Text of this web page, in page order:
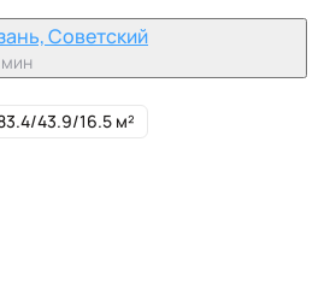
Советский
мин
43.9/16.5 м²